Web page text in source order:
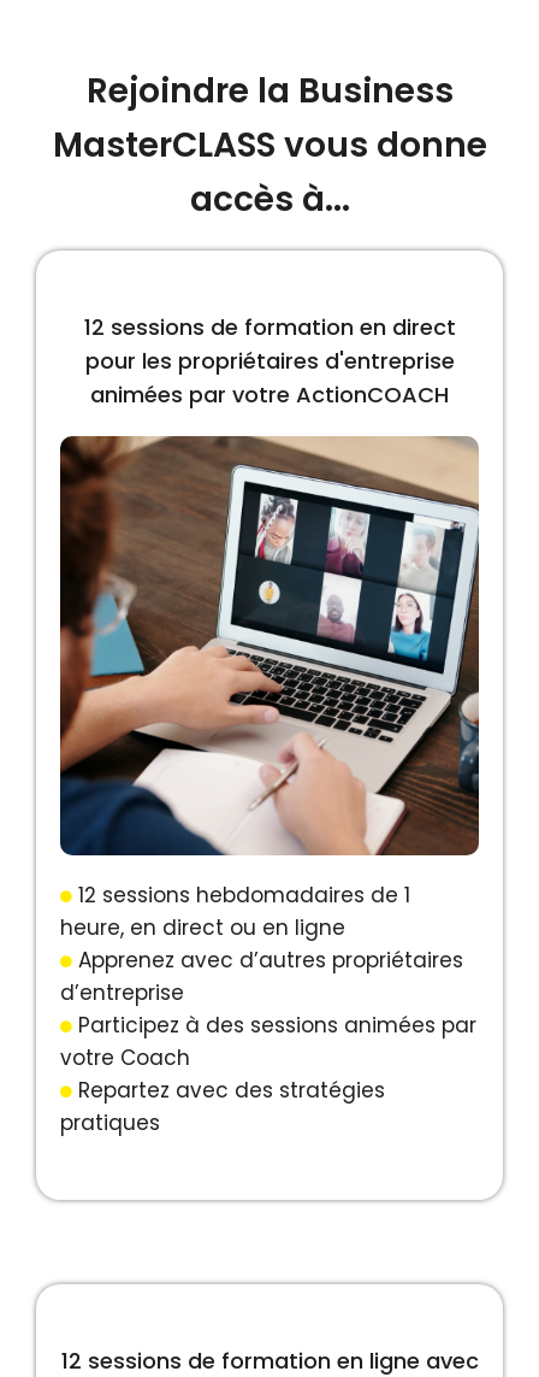
Rejoindre la Business
MasterCLASS vous donne
accès à...
12 sessions de formation en direct
pour les propriétaires d'entreprise
animées par votre ActionCOACH
12 sessions hebdomadaires de 1
heure, en direct ou en ligne
Apprenez avec d’autres propriétaires
d’entreprise
Participez à des sessions animées par
votre Coach
Repartez avec des stratégies
pratiques
12 sessions de formation en ligne avec